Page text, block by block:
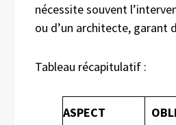
nécessite souvent
ou d’un architecte, garant
Tableau récapitulatif :
ASPECT